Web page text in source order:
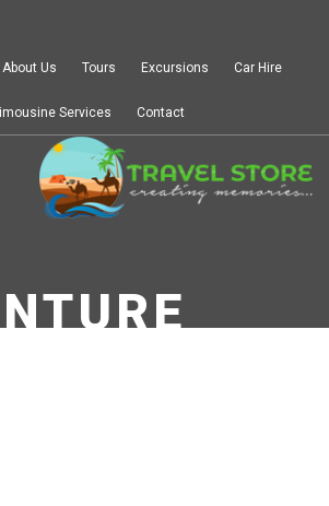
About Us Tours Excursions Car Hire
Services Contact